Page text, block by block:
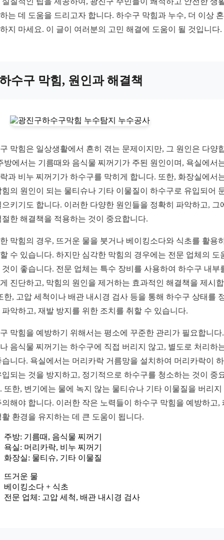
는 데 도움을 드리고자 합니다. 하수구 막힘과 누수, 더 이상
지 마세요. 이 글이 여러분의 고민 해결에 도움이 될 것입니다.
수구 막힘, 원인과 해결책
막힘은 일상생활에서 흔히 겪는 문제이지만, 그 원인은 다양
방에서는 기름때와 음식물 찌꺼기가 주된 원인이며, 욕실에서
과 비누 찌꺼기가 하수구를 막히게 합니다. 또한, 화장실에서
힘의 원인이 되는 물티슈나 기타 이물질이 하수구로 유입되어
으키기도 합니다. 이러한 다양한 원인들을 정확히 파악하고, 그
절한 해결책을 적용하는 것이 중요합니다.
막힘의 경우, 뜨거운 물을 붓거나 베이킹소다와 식초를 활용
수 있습니다. 하지만 심각한 막힘의 경우에는 전문 업체의 도
것이 좋습니다. 전문 업체는 특수 장비를 사용하여 하수구 내부
진단하고, 막힘의 원인을 제거하는 효과적인 해결책을 제시
한, 고압 세척이나 배관 내시경 검사 등을 통해 하수구 상태를
파악하고, 재발 방지를 위한 조치를 취할 수 있습니다.
막힘을 예방하기 위해서는 평소에 꾸준한 관리가 필요합니다
음식물 찌꺼기는 하수구에 직접 버리지 않고, 별도로 처리하
습니다. 욕실에서는 머리카락 거름망을 설치하여 머리카락이
입되는 것을 방지하고, 정기적으로 하수구를 청소하는 것이 중
또한, 변기에는 물에 녹지 않는 물티슈나 기타 이물질을 버리지
의해야 합니다. 이러한 작은 노력들이 하수구 막힘을 예방하고,
활 환경을 유지하는 데 큰 도움이 됩니다.
주방: 기름때, 음식물 찌꺼기
욕실: 머리카락, 비누 찌꺼기
화장실: 물티슈, 기타 이물질
뜨거운 물
베이킹소다 + 식초
전문 업체: 고압 세척, 배관 내시경 검사